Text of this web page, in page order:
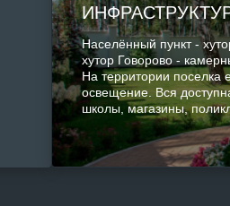
Населённый пункт -
хутор Говорово -
На территории поселка
освещение. Вся
школы, магазины,